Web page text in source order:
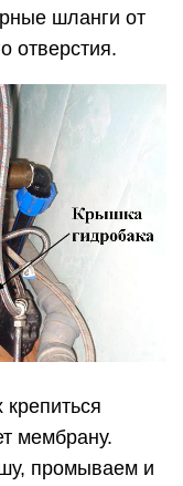
шланги от
отверстия.
мембрану.
промываем и